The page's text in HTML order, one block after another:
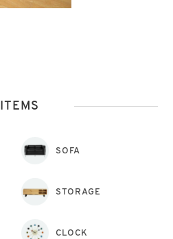
ITEMS
SOFA
STORAGE
CLOCK